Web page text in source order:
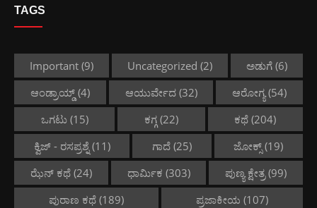
TAGS
Important (9) Uncategorized (2) ಅಡುಗೆ (6)
ಆಂಡ್ರಾಯ್ಡ್(4) ಆಯುರ್ವೇದ(32) ಆರೋಗ್ಯ(54)
ಒಗಟು(15) ಕಗ್ಗ(22) ಕಥೆ (204)
ಕ್ವಿಜ್ - ರಸಪ್ರಶ್ನೆ(11) ಗಾದೆ(25) ಜೋಕ್ಸ್(19)
ಝೆನ್ ಕಥೆ(24) ಧಾರ್ಮಿಕ (303) ಪುಣ್ಯ ಕ್ಷೇತ್ರ(99)
ಪುರಾಣ ಕಥೆ (189) ಪ್ರಜಾಕೀಯ (107)